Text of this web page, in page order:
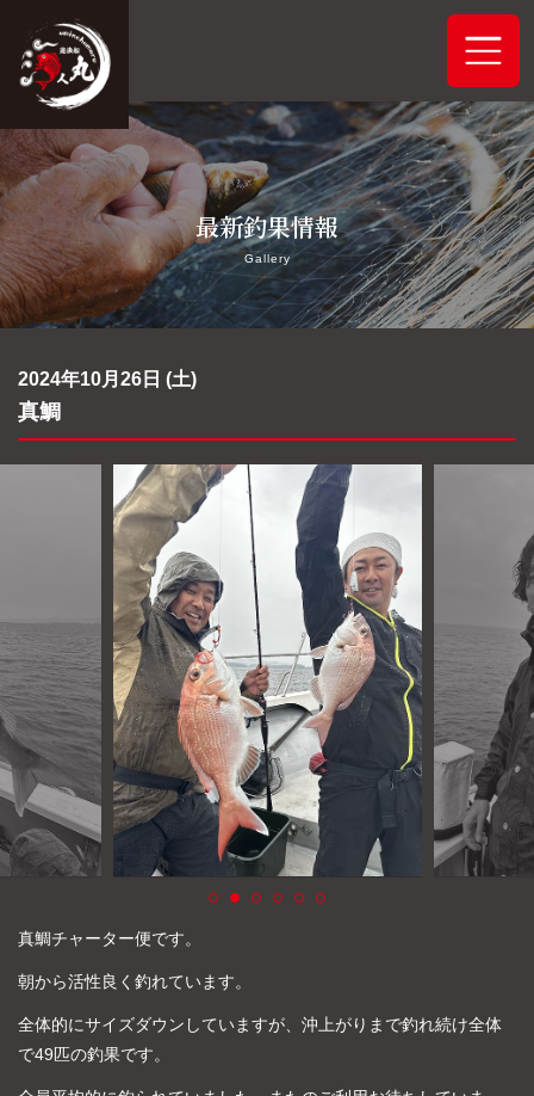
ホーム
システムご案内
最新釣果情報
船舶概要
よくあるご質問
プライバシーポリシー
お問い合わせ
お知らせ
最新釣果情報
Gallery
2024年10月26日 (土)
真鯛
真鯛チャーター便です。
朝から活性良く釣れています。
全体的にサイズダウンしていますが、沖上がりまで釣れ続け全体
で49匹の釣果です。